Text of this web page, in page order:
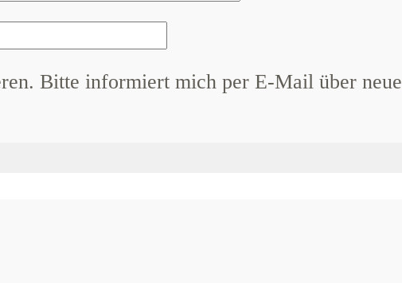
Bitte informiert mich per E-Mail über